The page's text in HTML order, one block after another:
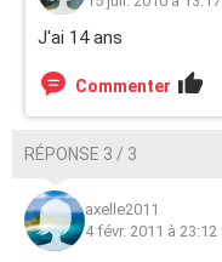
J'ai 14 ans
Commenter
RÉPONSE 3 / 3
axelle2011
4 févr. 2011 à 23:12